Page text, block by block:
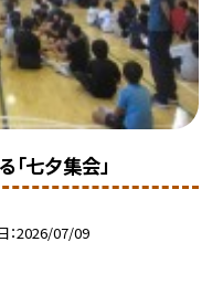
「七夕集会」
2026/07/09